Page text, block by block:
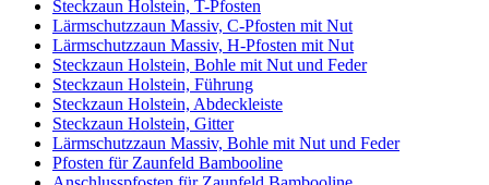
Steckzaun Holstein, T-Pfosten
Lärmschutzzaun Massiv, C-Pfosten mit Nut
Lärmschutzzaun Massiv, H-Pfosten mit Nut
Steckzaun Holstein, Bohle mit Nut und Feder
Steckzaun Holstein, Führung
Steckzaun Holstein, Abdeckleiste
Steckzaun Holstein, Gitter
Lärmschutzzaun Massiv, Bohle mit Nut und Feder
Pfosten für Zaunfeld Bambooline